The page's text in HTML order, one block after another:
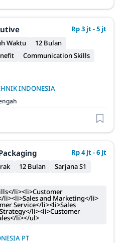
Rp 3 jt - 5 jt
Waktu
12 Bulan
Communication Skills
INDONESIA
Rp 4 jt - 6 jt
12 Bulan
Sarjana S1
li><li>Customer
li><li>Sales and Marketing</li>
Service</li><li>Sales
li><li>Customer
li></ul>
PT